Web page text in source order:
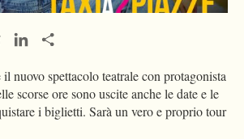
ThreadsLinkedIn
il nuovo spettacolo teatrale con protagonista
scorse ore sono uscite anche le date e le
i biglietti. Sarà un vero e proprio tour